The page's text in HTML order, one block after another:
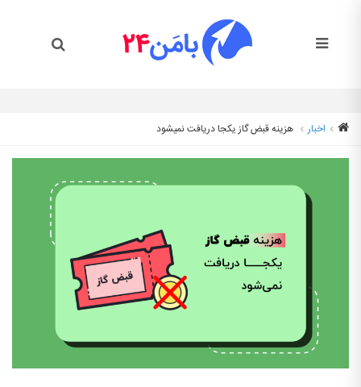
اخبار هزینه قبض گاز یکجا دریافت نمیشود